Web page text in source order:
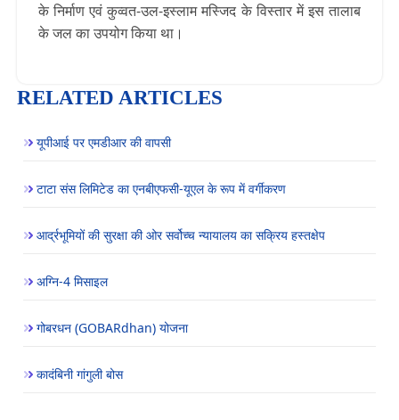
के निर्माण एवं कुव्वत-उल-इस्लाम मस्जिद के विस्तार में इस तालाब
के जल का उपयोग किया था।
RELATED ARTICLES
यूपीआई पर एमडीआर की वापसी
टाटा संस लिमिटेड का एनबीएफसी-यूएल के रूप में वर्गीकरण
आर्द्रभूमियों की सुरक्षा की ओर सर्वोच्च न्यायालय का सक्रिय हस्तक्षेप
अग्नि-4 मिसाइल
गोबरधन (GOBARdhan) योजना
कादंबिनी गांगुली बोस